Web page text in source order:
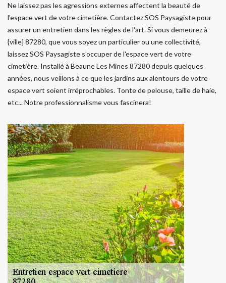
Ne laissez pas les agressions externes affectent la beauté de
l'espace vert de votre cimetière. Contactez SOS Paysagiste pour
assurer un entretien dans les règles de l'art. Si vous demeurez à
{ville] 87280, que vous soyez un particulier ou une collectivité,
laissez SOS Paysagiste s'occuper de l'espace vert de votre
cimetière. Installé à Beaune Les Mines 87280 depuis quelques
années, nous veillons à ce que les jardins aux alentours de votre
espace vert soient irréprochables. Tonte de pelouse, taille de haie,
etc... Notre professionnalisme vous fascinera!